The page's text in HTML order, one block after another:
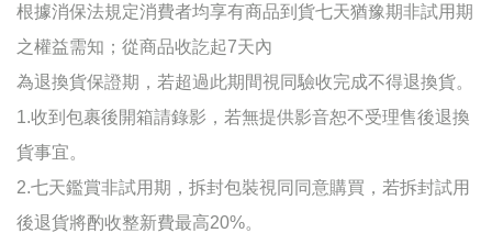
根據消保法規定消費者均享有商品到貨七天猶豫期非試用期
之權益需知； 從商品收訖起7天內
為退換貨保證期，若超過此期間視同驗收完成不得退換貨。
1.收到包裹後開箱請錄影，若無提供影音恕不受理售後退換
貨事宜。
2.七天鑑賞非試用期 ， 拆封包裝視同同意購買，若拆封試用
後退貨將酌收整新費最高20%。